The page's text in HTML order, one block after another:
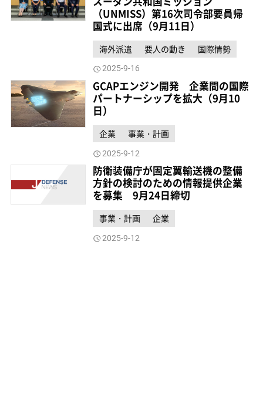
（UNMISS）第16次司令部要員帰
国式に出席（9月11日）
海外派遣 要人の動き 国際情勢
2025-9-16
GCAPエンジン開発 企業間の国際
パートナーシップを拡大（9月10
日）
企業 事業・計画
2025-9-12
防衛装備庁が固定翼輸送機の整備
方針の検討のための情報提供企業
を募集 9月24日締切
事業・計画 企業
2025-9-12